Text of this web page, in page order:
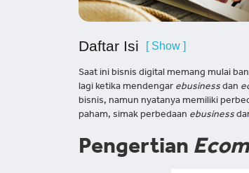
Daftar Isi [ Show ]
Saat ini bisnis digital memang mulai
lagi ketika mendengar ebusiness dan
bisnis, namun nyatanya memiliki
paham, simak perbedaan ebusiness
Pengertian